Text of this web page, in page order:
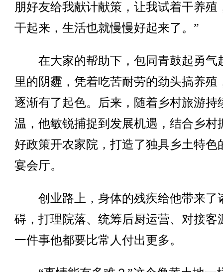
朋好友给我献计献策，让我试着干养殖
干起来，生活也就慢慢好起来了。”
在大家的帮助下，包同青鼓起勇气
里的阴霾，凭着吃苦耐劳的劲头搞养殖
逐渐有了起色。后来，随着乡村旅游持
温，他敏锐捕捉到发展机遇，结合乡村
好政策开农家院，打造了独具乡土特色
宴会厅。
创业路上，身体的残疾给他带来了
碍，打理院落、统筹后厨运营、对接客
一件事他都要比常人付出更多。